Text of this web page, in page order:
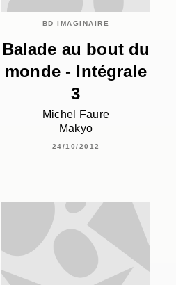
BD IMAGINAIRE
Balade au bout du
monde - Intégrale
3
Michel Faure
Makyo
24/10/2012